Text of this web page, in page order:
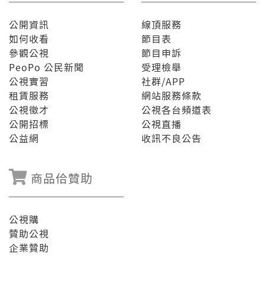
公開資訊
如何收看
參觀公視
PeoPo 公民新聞
公視實習
租賃服務
公視徵才
公開招標
公益網
線頂服務
節目表
節目申訴
受理檢舉
社群/APP
網站服務條款
公視各台頻道表
公視直播
收訊不良公告
商品佮贊助
公視購
贊助公視
企業贊助